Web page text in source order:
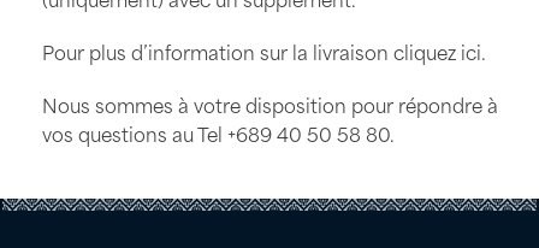
Pour plus d’information sur la livraisoncliquez ici.
Nous sommes à votre disposition pour répondre à
vos questions au Tel +689 40 50 58 80.